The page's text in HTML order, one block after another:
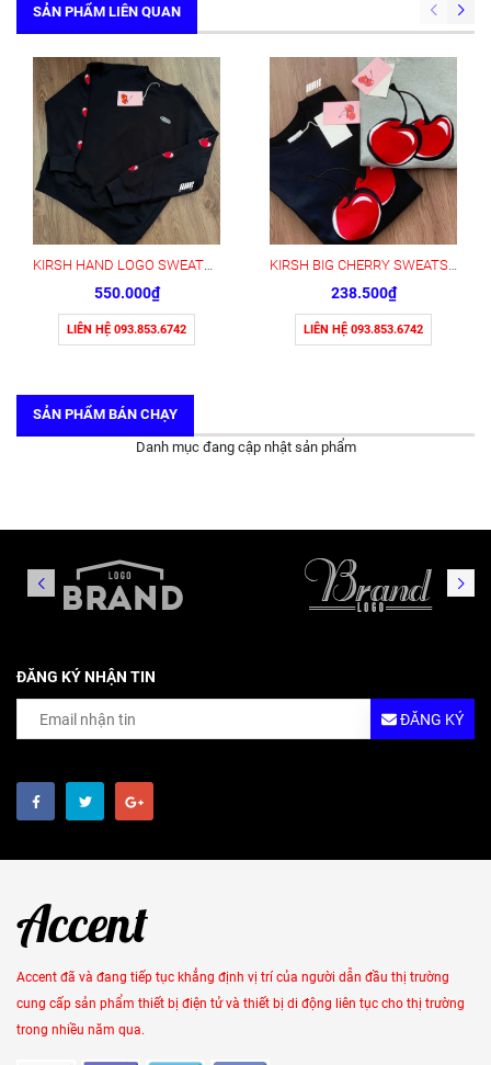
SẢN PHẨM LIÊN QUAN
KIRSH HAND LOGO SWEATSHIRT - FREESIZE
550.000₫
LIÊN HỆ 093.853.6742
KIRSH BIG CHERRY SWEATSHIRT - FREESIZE
238.500₫
LIÊN HỆ 093.853.6742
SẢN PHẨM BÁN CHẠY
Danh mục đang cập nhật sản phẩm
ĐĂNG KÝ NHẬN TIN
ĐĂNG KÝ
Accent đã và đang tiếp tục khẳng định vị trí của người dẫn đầu thị trường
cung cấp sản phẩm thiết bị điện tử và thiết bị di động liên tục cho thị trường
trong nhiều năm qua.